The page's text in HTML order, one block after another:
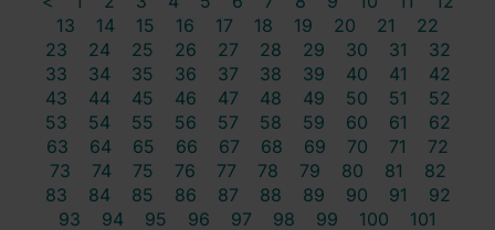
13
14 15 16 17 18 19 20 21
22
23
24 25 26 27 28 29 30 31
32
33
34 35 36 37 38 39 40 41
42
43
44 45 46 47 48 49 50 51
52
53
54 55 56 57 58 59 60 61
62
63
64 65 66 67 68 69 70 71
72
73
74 75 76 77 78 79 80 81
82
83
84 85 86 87 88 89 90 91
92
93
94 95 96 97 98 99 100
101